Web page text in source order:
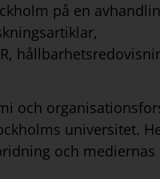
på en
och
universitet.
och